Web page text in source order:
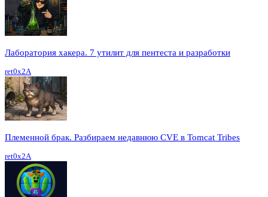
Лаборатория хакера. 7 утилит для пентеста и разработки
ret0x2A
Племенной брак. Разбираем недавнюю CVE в Tomcat Tribes
ret0x2A